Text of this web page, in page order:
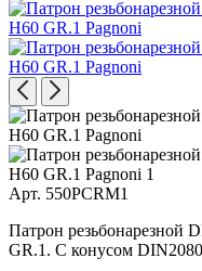
Арт. 550PCRM1
Патрон резьбонарезной
GR.1. С конусом